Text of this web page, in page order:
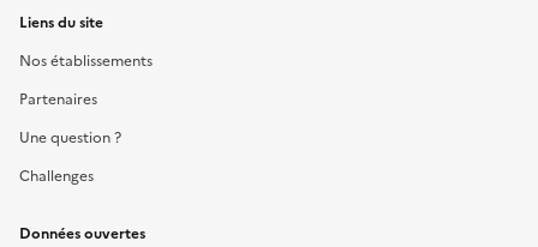
Liens du site
Nos établissements
Partenaires
Une question ?
Challenges
Données ouvertes